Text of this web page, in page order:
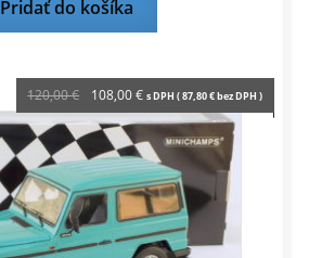
Pridať do košíka
120,00€
Pôvodná
cena
bola:
120,00 €.
108,00€Aktuálna
cena
je:
108,00 €.
s DPH (87,80€bez DPH )